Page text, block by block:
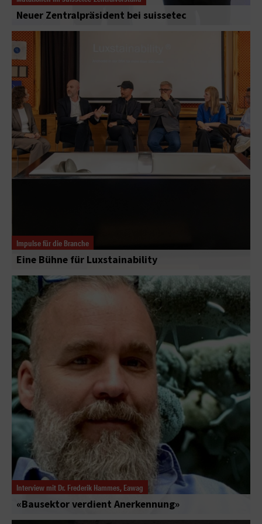
Neuer Zentralpräsident bei suissetec
Impulse für die Branche
Eine Bühne für Luxstainability
Interview mit Dr. Frederik Hammes, Eawag
«Bausektor verdient Anerkennung»